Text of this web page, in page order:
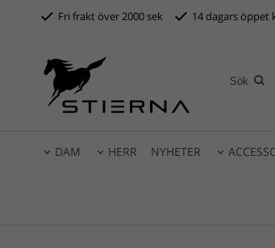
Fri frakt över 2000 sek 14 dagars öppet
DAM HERR NYHETER